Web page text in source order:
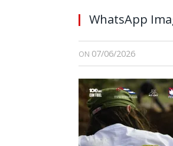
WhatsApp
ON 07/06/2026